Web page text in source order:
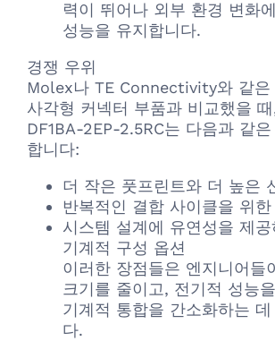
력이 뛰어나 외부 환경 변화
성능을 유지합니다.
경쟁 우위
Molex나 TE Connectivity와 같은
사각형 커넥터 부품과 비교했을
DF1BA-2EP-2.5RC는 다음과 같
합니다:
더 작은 풋프린트와 더 높은
반복적인 결합 사이클을 위
시스템 설계에 유연성을 제
기계적 구성 옵션
이러한 장점들은 엔지니어들
크기를 줄이고, 전기적 성능
기계적 통합을 간소화하는
다.